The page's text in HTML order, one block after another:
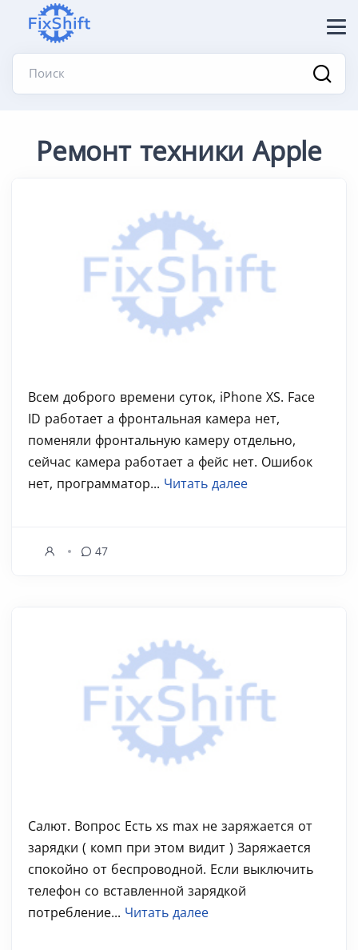
Поиск
Ремонт техники Apple
Всем доброго времени суток, iPhone XS. Face
ID работает а фронтальная камера нет,
поменяли фронтальную камеру отдельно,
сейчас камера работает а фейс нет. Ошибок
нет, программатор... Читать далее
47
Салют. Вопрос Есть xs max не заряжается от
зарядки ( комп при этом видит ) Заряжается
спокойно от беспроводной. Если выключить
телефон со вставленной зарядкой
потребление... Читать далее